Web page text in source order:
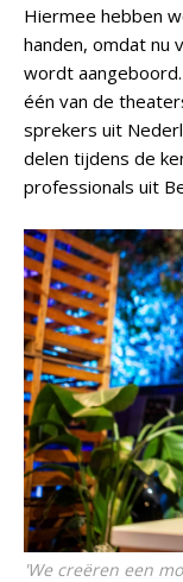
Hiermee hebben
handen, omdat nu
wordt
één van de
sprekers uit
delen tijdens de
professionals uit
'We creëren een